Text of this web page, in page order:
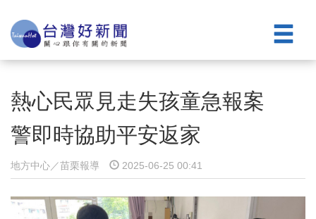
熱心民眾見走失孩童急報案
警即時協助平安返家
地方中心／苗栗報導 2025-06-25 00:41